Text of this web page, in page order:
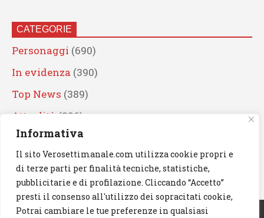
Informativa
Il sito Verosettimanale.com utilizza cookie propri e
di terze parti per finalità tecniche, statistiche,
pubblicitarie e di profilazione. Cliccando “Accetto”
presti il consenso all'utilizzo dei sopracitati cookie,
Potrai cambiare le tue preferenze in qualsiasi
CATEGORIE
Personaggi (690)
In evidenza (390)
Top News (389)
Attualità (336)
Eventi(330)
Artisti (241)
News(239)
Cerca